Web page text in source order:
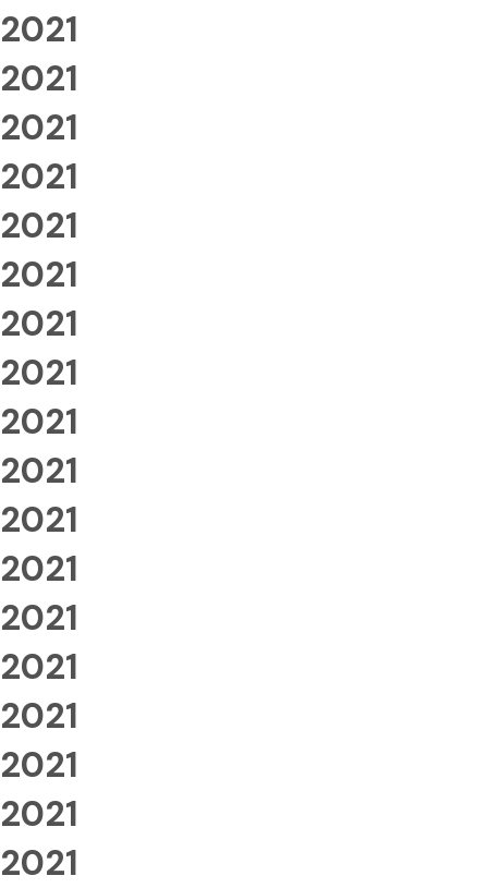
2021
2021
2021
2021
2021
2021
2021
2021
2021
2021
2021
2021
2021
2021
2021
2021
2021
2021